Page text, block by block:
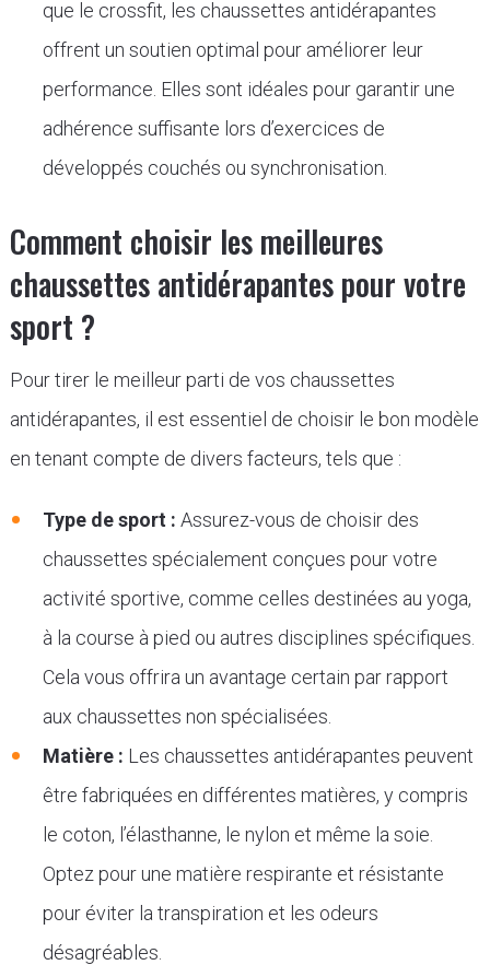
que le crossfit, les chaussettes antidérapantes
offrent un soutien optimal pour améliorer leur
performance. Elles sont idéales pour garantir une
adhérence suffisante lors d’exercices de
développés couchés ou synchronisation.
Comment choisir les meilleures
chaussettes antidérapantes pour votre
sport ?
Pour tirer le meilleur parti de vos chaussettes
antidérapantes, il est essentiel de choisir le bon modèle
en tenant compte de divers facteurs, tels que :
Type de sport : Assurez-vous de choisir des
chaussettes spécialement conçues pour votre
activité sportive, comme celles destinées au yoga,
à la course à pied ou autres disciplines spécifiques.
Cela vous offrira un avantage certain par rapport
aux chaussettes non spécialisées.
Matière : Les chaussettes antidérapantes peuvent
être fabriquées en différentes matières, y compris
le coton, l’élasthanne, le nylon et même la soie.
Optez pour une matière respirante et résistante
pour éviter la transpiration et les odeurs
désagréables.